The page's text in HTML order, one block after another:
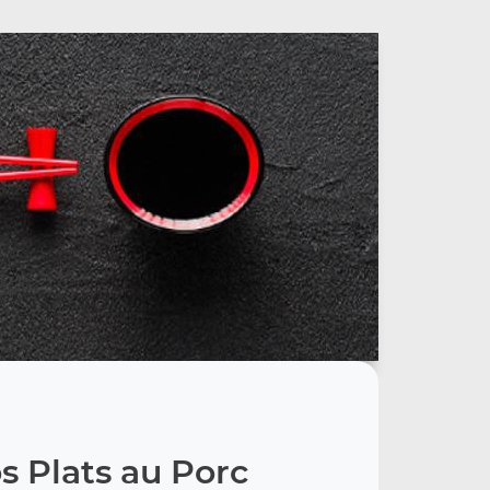
Plats au Porc